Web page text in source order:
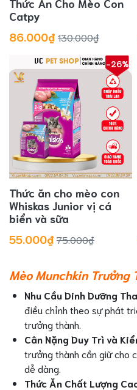
Thức Ăn Cho Mèo Con
Catpy
86.000₫ 130.000₫
-26%
Thức ăn cho mèo con
Whiskas Junior vị cá
biển và sữa
55.000₫ 75.000₫
Mèo Munchkin Trưởng
Nhu Cầu Dinh Dưỡng
điều chỉnh theo sự phát
trưởng thành.
Cân Nặng Duy Trì và
trưởng thành cần giữ cho
dễ dàng.
Thức Ăn Chất Lượng